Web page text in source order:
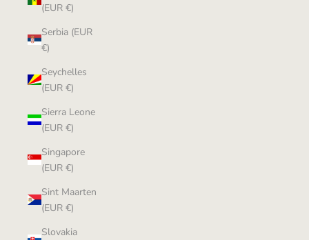
(EUR €)
Serbia (EUR
€)
Seychelles
(EUR €)
Sierra Leone
(EUR €)
Singapore
(EUR €)
Sint Maarten
(EUR €)
Slovakia